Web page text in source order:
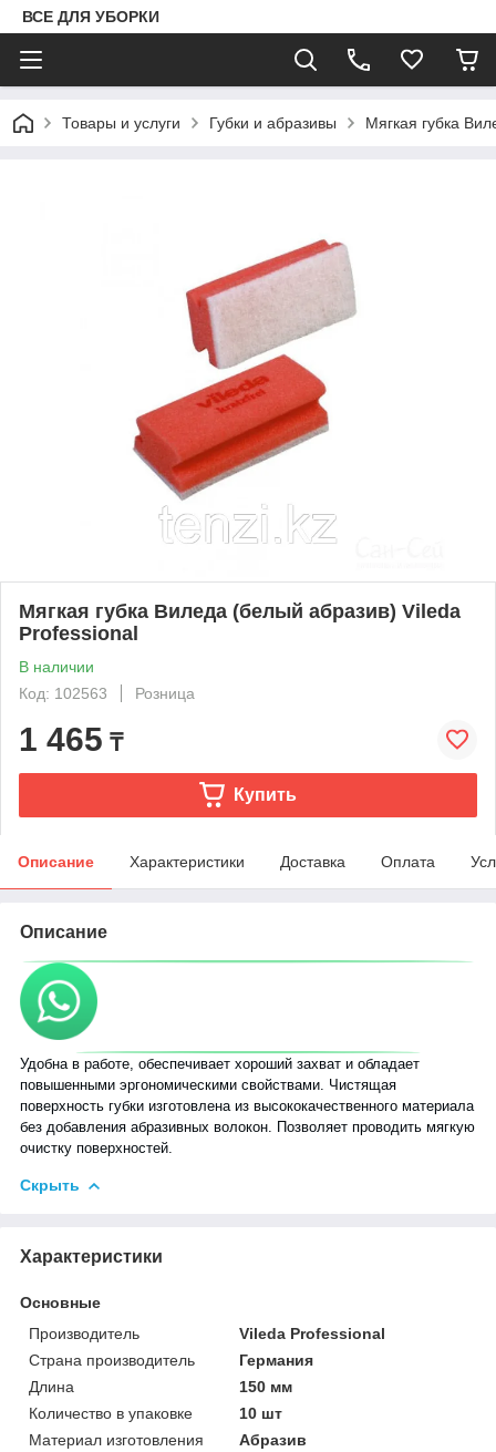
ВСЕ ДЛЯ УБОРКИ
Товары и услуги Губки и абразивы Мягкая губка
Мягкая губка Виледа (белый абразив) Vileda
Professional
В наличии
Код: 102563
Розница
1 465 ₸
Купить
Описание Характеристики Доставка Оплата
Описание
Удобна в работе, обеспечивает хороший захват и обладает
повышенными эргономическими свойствами. Чистящая
поверхность губки изготовлена из высококачественного материала
без добавления абразивных волокон. Позволяет проводить мягкую
очистку поверхностей.
Скрыть
Характеристики
Основные
Производитель
Vileda Professional
Страна производитель
Германия
Длина
150 мм
Количество в упаковке
10 шт
Материал изготовления
Абразив